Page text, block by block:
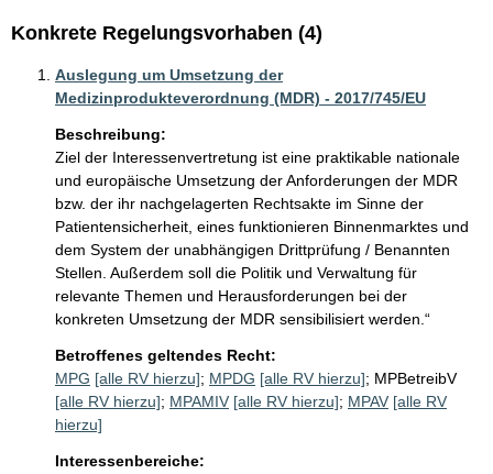
Konkrete Regelungsvorhaben (4)
Auslegung um Umsetzung der
Medizinprodukteverordnung (MDR) - 2017/745/EU
Beschreibung:
Ziel der Interessenvertretung ist eine praktikable nationale
und europäische Umsetzung der Anforderungen der MDR
bzw. der ihr nachgelagerten Rechtsakte im Sinne der
Patientensicherheit, eines funktionieren Binnenmarktes und
dem System der unabhängigen Drittprüfung / Benannten
Stellen. Außerdem soll die Politik und Verwaltung für
relevante Themen und Herausforderungen bei der
konkreten Umsetzung der MDR sensibilisiert werden.“
Betroffenes geltendes Recht:
MPG [alle RV hierzu]; MPDG [alle RV hierzu]; MPBetreibV
[alle RV hierzu]; MPAMIV [alle RV hierzu]; MPAV [alle RV
hierzu]
Interessenbereiche: